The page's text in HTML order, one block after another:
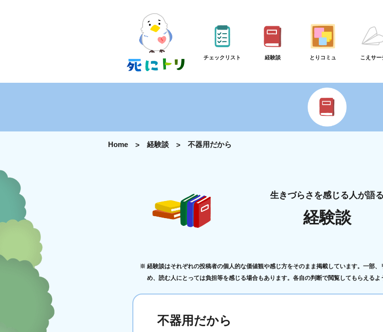
チェックリスト 経験談 とりコミュ こえサー
Home 経験談 不器用だから
生きづらさを感じる人が語る
経験談
経験談はそれぞれの投稿者の個人的な価値観や感じ方をそのまま掲載しています。一部
め、読む人にとっては負担等を感じる場合もあります。各自の判断で閲覧してもらえるよ
不器用だから